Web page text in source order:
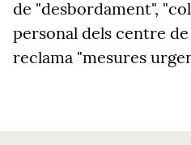
de "desbordament",
personal dels centre
reclama "mesures